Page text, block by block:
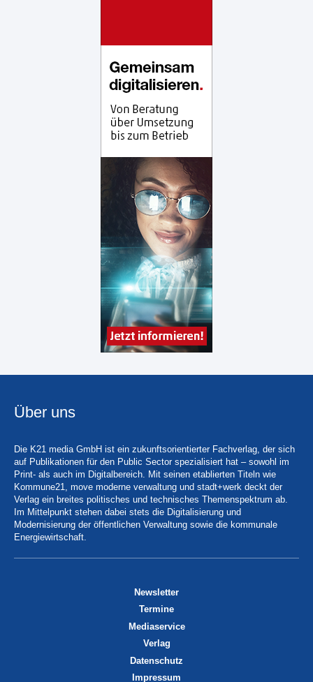
Über uns
Die K21 media GmbH ist ein zukunftsorientierter Fachverlag, der sich
auf Publikationen für den Public Sector spezialisiert hat – sowohl im
Print- als auch im Digitalbereich. Mit seinen etablierten Titeln wie
Kommune21, move moderne verwaltung und stadt+werk deckt der
Verlag ein breites politisches und technisches Themenspektrum ab.
Im Mittelpunkt stehen dabei stets die Digitalisierung und
Modernisierung der öffentlichen Verwaltung sowie die kommunale
Energiewirtschaft.
Newsletter
Termine
Mediaservice
Verlag
Datenschutz
Impressum